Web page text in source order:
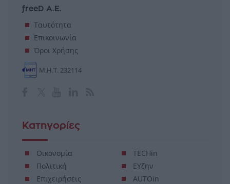
freeD Α.Ε.
Ταυτότητα
Επικοινωνία
Όροι Χρήσης
Μ.Η.Τ. 232114
Κατηγορίες
Οικονομία
Πολιτική
Επιχειρήσεις
TECHin
ΕΥζην
AUTOin